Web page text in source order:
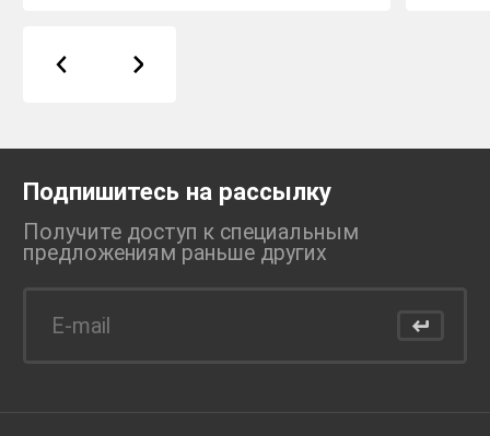
Подпишитесь на рассылку
Получите доступ к специальным
предложениям раньше других